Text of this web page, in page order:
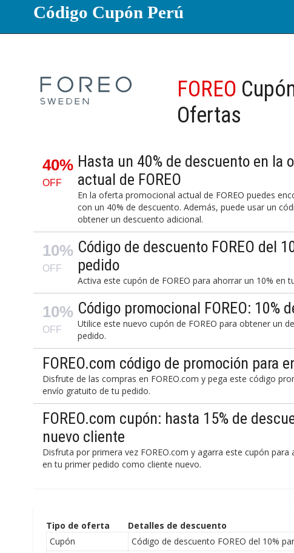
Código Cupón Perú
FOREO
Ofertas
40%
OFF
Hasta un 40% de descuento en la
actual de FOREO
En la oferta promocional actual de FOREO puedes
con un 40% de descuento. Además, puede usar un
obtener un descuento adicional.
10%
OFF
Código de descuento FOREO del
pedido
Activa este cupón de FOREO para ahorrar un 10% en
10%
OFF
Código promocional FOREO: 10%
Utilice este nuevo cupón de FOREO para obtener un
pedido.
FOREO.com código de promoción para
Disfrute de las compras en FOREO.com y pega este código
envío gratuito de tu pedido.
FOREO.com cupón: hasta 15% de
nuevo cliente
Disfruta por primera vez FOREO.com y agarra este cupón
en tu primer pedido como cliente nuevo.
Tipo de oferta Detalles de descuento
Cupón
Código de descuento FOREO del 10%